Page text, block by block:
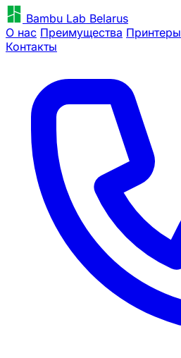
Bambu Lab Belarus
О нас Преимущества Принтеры
Контакты